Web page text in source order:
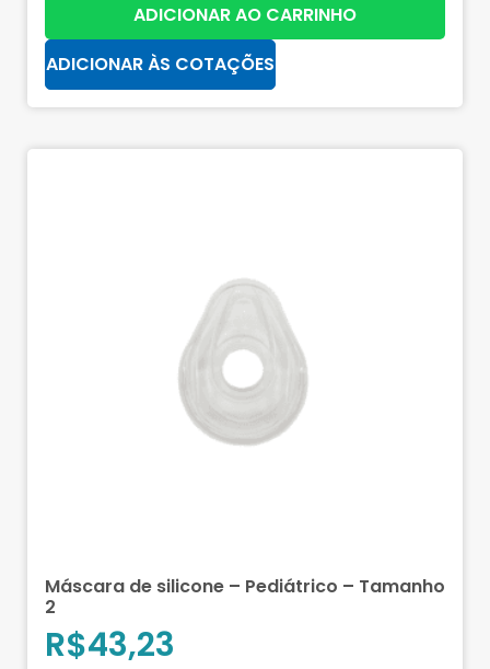
ADICIONAR AO CARRINHO
ADICIONAR ÀS COTAÇÕES
Máscara de silicone – Pediátrico – Tamanho
2
R$43,23